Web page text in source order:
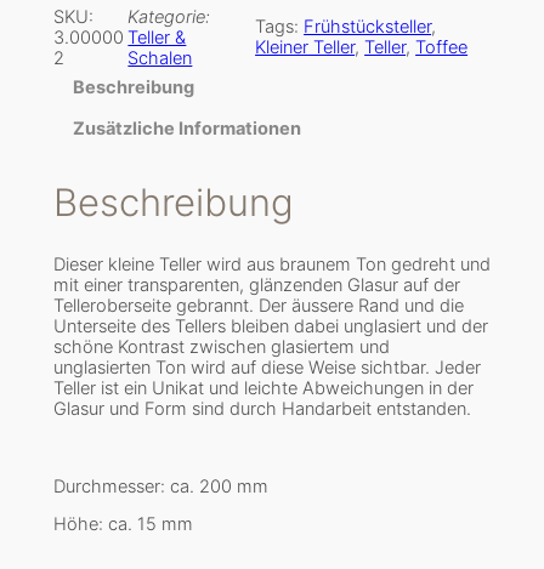
e
e
K
l
e
r
M
e
n
g
e
SKU:
3.00000
2
Kategorie:
Teller &
Schalen
Tags: Frühstücksteller
Kleiner Teller, Teller, Toffee
Beschreibung
Zusätzliche Informationen
Beschreibung
Dieser kleine Teller wird aus braunem Ton gedreht und
mit einer transparenten, glänzenden Glasur auf der
Telleroberseite gebrannt. Der äussere Rand und die
Unterseite des Tellers bleiben dabei unglasiert und der
schöne Kontrast zwischen glasiertem und
unglasierten Ton wird auf diese Weise sichtbar. Jeder
Teller ist ein Unikat und leichte Abweichungen in der
Glasur und Form sind durch Handarbeit entstanden.
Durchmesser: ca. 200 mm
Höhe: ca. 15 mm